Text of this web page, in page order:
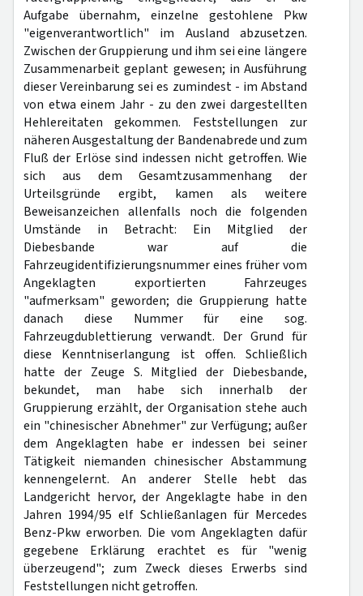
Aufgabe übernahm, einzelne gestohlene Pkw
"eigenverantwortlich" im Ausland abzusetzen.
Zwischen der Gruppierung und ihm sei eine längere
Zusammenarbeit geplant gewesen; in Ausführung
dieser Vereinbarung sei es zumindest - im Abstand
von etwa einem Jahr - zu den zwei dargestellten
Hehlereitaten gekommen. Feststellungen zur
näheren Ausgestaltung der Bandenabrede und zum
Fluß der Erlöse sind indessen nicht getroffen. Wie
sich aus dem Gesamtzusammenhang der
Urteilsgründe ergibt, kamen als weitere
Beweisanzeichen allenfalls noch die folgenden
Umstände in Betracht: Ein Mitglied der
Diebesbande war auf die
Fahrzeugidentifizierungsnummer eines früher vom
Angeklagten exportierten Fahrzeuges
"aufmerksam" geworden; die Gruppierung hatte
danach diese Nummer für eine sog.
Fahrzeugdublettierung verwandt. Der Grund für
diese Kenntniserlangung ist offen. Schließlich
hatte der Zeuge S. Mitglied der Diebesbande,
bekundet, man habe sich innerhalb der
Gruppierung erzählt, der Organisation stehe auch
ein "chinesischer Abnehmer" zur Verfügung; außer
dem Angeklagten habe er indessen bei seiner
Tätigkeit niemanden chinesischer Abstammung
kennengelernt. An anderer Stelle hebt das
Landgericht hervor, der Angeklagte habe in den
Jahren 1994/95 elf Schließanlagen für Mercedes
Benz-Pkw erworben. Die vom Angeklagten dafür
gegebene Erklärung erachtet es für "wenig
überzeugend"; zum Zweck dieses Erwerbs sind
Feststellungen nicht getroffen.